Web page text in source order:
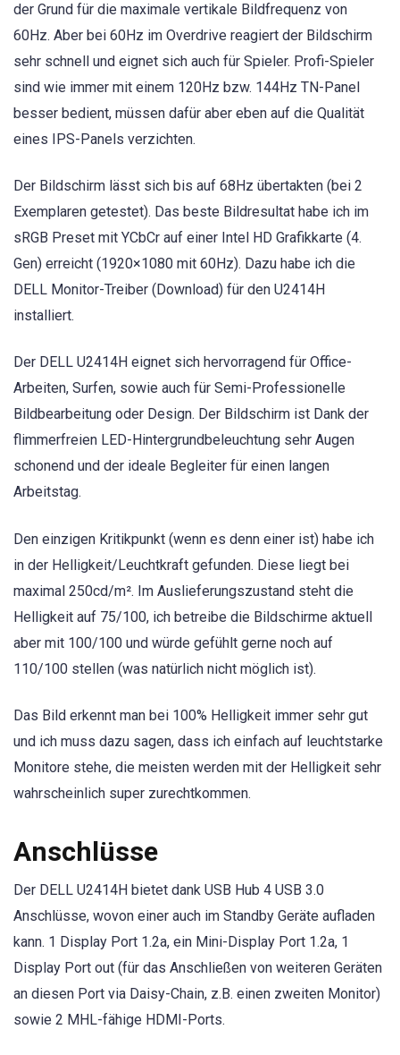
der Grund für die maximale vertikale Bildfrequenz von
60Hz. Aber bei 60Hz im Overdrive reagiert der Bildschirm
sehr schnell und eignet sich auch für Spieler. Profi-Spieler
sind wie immer mit einem 120Hz bzw. 144Hz TN-Panel
besser bedient, müssen dafür aber eben auf die Qualität
eines IPS-Panels verzichten.
Der Bildschirm lässt sich bis auf 68Hz übertakten (bei 2
Exemplaren getestet). Das beste Bildresultat habe ich im
sRGB Preset mit YCbCr auf einer Intel HD Grafikkarte (4.
Gen) erreicht (1920×1080 mit 60Hz). Dazu habe ich die
DELL Monitor-Treiber (Download) für den U2414H
installiert.
Der DELL U2414H eignet sich hervorragend für Office-
Arbeiten, Surfen, sowie auch für Semi-Professionelle
Bildbearbeitung oder Design. Der Bildschirm ist Dank der
flimmerfreien LED-Hintergrundbeleuchtung sehr Augen
schonend und der ideale Begleiter für einen langen
Arbeitstag.
Den einzigen Kritikpunkt (wenn es denn einer ist) habe ich
in der Helligkeit/Leuchtkraft gefunden. Diese liegt bei
maximal 250cd/m². Im Auslieferungszustand steht die
Helligkeit auf 75/100, ich betreibe die Bildschirme aktuell
aber mit 100/100 und würde gefühlt gerne noch auf
110/100 stellen (was natürlich nicht möglich ist).
Das Bild erkennt man bei 100% Helligkeit immer sehr gut
und ich muss dazu sagen, dass ich einfach auf leuchtstarke
Monitore stehe, die meisten werden mit der Helligkeit sehr
wahrscheinlich super zurechtkommen.
Anschlüsse
Der DELL U2414H bietet dank USB Hub 4 USB 3.0
Anschlüsse, wovon einer auch im Standby Geräte aufladen
kann. 1 Display Port 1.2a, ein Mini-Display Port 1.2a, 1
Display Port out (für das Anschließen von weiteren Geräten
an diesen Port via Daisy-Chain, z.B. einen zweiten Monitor)
sowie 2 MHL-fähige HDMI-Ports.